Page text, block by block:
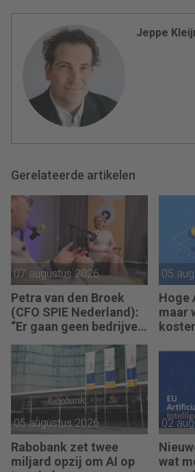
Jeppe
Gerelateerde artikelen
07 augustus 2026
Petra van den Broek
(CFO SPIE Nederland):
“Er gaan geen bedrijven
winst maken.”
05
Hoge
maar
05 augustus 2026
Rabobank zet twee
miljard opzij om AI op
02
wat